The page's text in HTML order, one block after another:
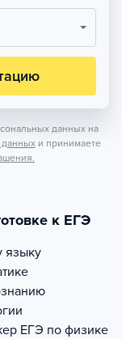
данных на
данных и принимаете
к ЕГЭ
языку
ЕГЭ по физике